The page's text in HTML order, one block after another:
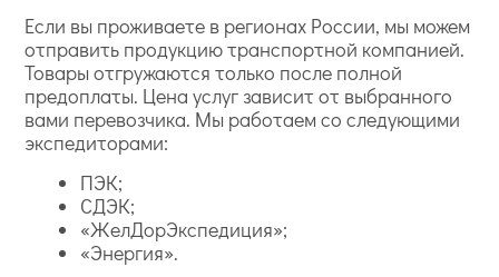
Если вы проживаете в регионах России, мы можем
отправить продукцию транспортной компанией.
Товары отгружаются только после полной
предоплаты. Цена услуг зависит от выбранного
вами перевозчика. Мы работаем со следующими
экспедиторами:
ПЭК;
СДЭК;
«ЖелДорЭкспедиция»;
«Энергия».